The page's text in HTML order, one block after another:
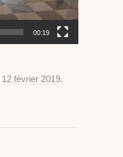
00:19
12 février 2019.